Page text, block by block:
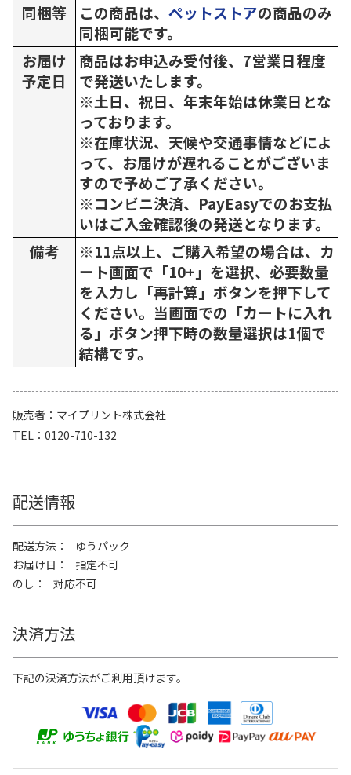
同梱等
この商品は、 ペットストアの商品のみ
同梱可能です。
お届け
予定日
商品はお申込み受付後、7営業日程度
で発送いたします。
※土日、祝日、年末年始は休業日とな
っております。
※在庫状況、天候や交通事情などによ
って、お届けが遅れることがございま
すので予めご了承ください。
※コンビニ決済、PayEasyでのお支払
いはご入金確認後の発送となります。
備考
※11点以上、ご購入希望の場合は、カ
ート画面で「10+」を選択、必要数量
を入力し「再計算」ボタンを押下して
ください。当画面での「カートに入れ
る」ボタン押下時の数量選択は1個で
結構です。
販売者
マイプリント株式会社
TEL
0120-710-132
配送情報
配送方法
ゆうパック
お届け日
指定不可
のし
対応不可
決済方法
下記の決済方法がご利用頂けます。